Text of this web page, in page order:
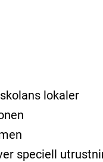
lokaler
speciell